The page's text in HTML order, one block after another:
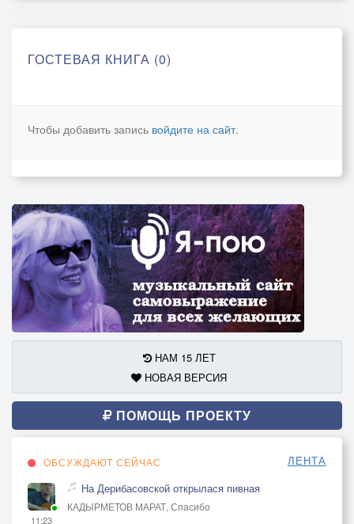
ГОСТЕВАЯ КНИГА (0)
Чтобы добавить запись войдите на сайт.
НАМ 15 ЛЕТ
НОВАЯ ВЕРСИЯ
ПОМОЩЬ ПРОЕКТУ
ОБСУЖДАЮТ СЕЙЧАС ЛЕНТА
11:23
На Дерибасовской открылася пивная
КАДЫРМЕТОВ МАРАТ, Спасибо